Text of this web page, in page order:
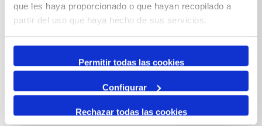
que les haya proporcionado o que hayan recopilado a
partir del uso que haya hecho de sus servicios.
Permitir todas las cookies
Configurar
Rechazar todas las cookies
Contact number
977 259 400
Emergency
(+34) 900 229 900
Customer service